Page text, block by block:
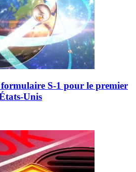
formulaire S-1 pour le premier
Unis